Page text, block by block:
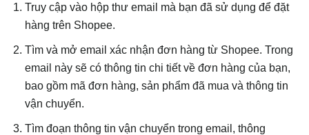
Truy cập vào hộp thư email mà bạn đã sử dụng để đặt
hàng trên Shopee.
Tìm và mở email xác nhận đơn hàng từ Shopee. Trong
email này sẽ có thông tin chi tiết về đơn hàng của bạn,
bao gồm mã đơn hàng, sản phẩm đã mua và thông tin
vận chuyển.
Tìm đoạn thông tin vận chuyển trong email, thông